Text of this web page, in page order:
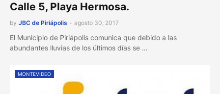
Calle 5, Playa Hermosa.
by JBC de Piriápolis - agosto 30, 2017
El Municipio de Piriápolis comunica que debido a las
abundantes lluvias de los últimos días se …
MONTEVIDEO